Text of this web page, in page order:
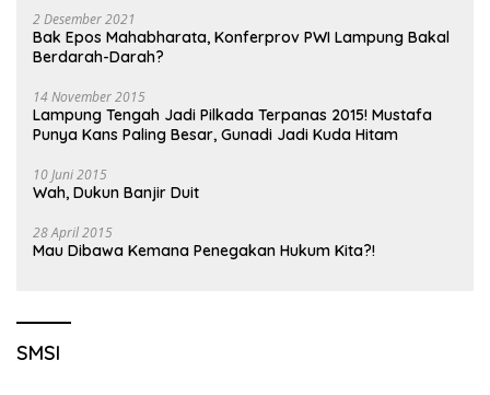
2 Desember 2021
Bak Epos Mahabharata, Konferprov PWI Lampung Bakal
Berdarah-Darah?
14 November 2015
Lampung Tengah Jadi Pilkada Terpanas 2015! Mustafa
Punya Kans Paling Besar, Gunadi Jadi Kuda Hitam
10 Juni 2015
Wah, Dukun Banjir Duit
28 April 2015
Mau Dibawa Kemana Penegakan Hukum Kita?!
SMSI